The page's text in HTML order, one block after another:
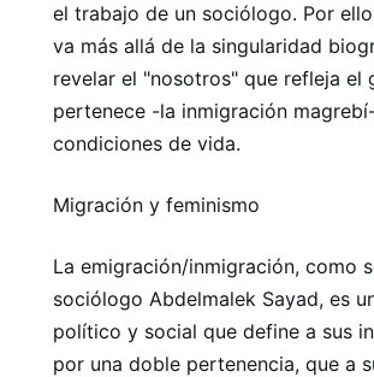
el trabajo de un sociólogo. Por
va más allá de la singularidad
revelar el "nosotros" que refleja el
pertenece -la inmigración
condiciones de vida.
Migración y feminismo
La emigración/inmigración, como
sociólogo Abdelmalek Sayad, es
político y social que define a sus
por una doble pertenencia, que a